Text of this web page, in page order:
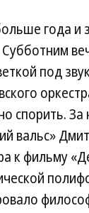
года и
под
спорить. За
вальс»
к фильму